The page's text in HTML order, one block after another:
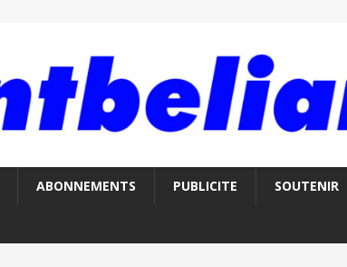
ABONNEMENTS PUBLICITE SOUTENIR